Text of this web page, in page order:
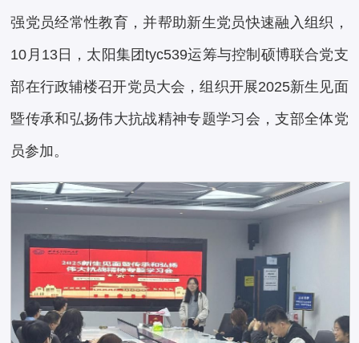
强党员经常性教育，并帮助新生党员快速融入组织，
10月13日，太阳集团tyc539运筹与控制硕博联合党支
部在行政辅楼召开党员大会，组织开展2025新生见面
暨传承和弘扬伟大抗战精神专题学习会，支部全体党
员参加。